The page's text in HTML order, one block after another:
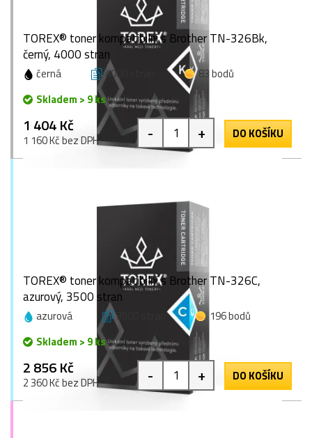
TOREX® toner kompatibilní s Brother TN-326Bk,
černý, 4000 stran
černá 4000 stran
83 bodů
Skladem > 9 ks
1 404 Kč
1 160 Kč bez DPH - + DO KOŠÍKU
TOREX® toner kompatibilní s Brother TN-326C,
azurový, 3500 stran
azurová 3500 stran
196 bodů
Skladem > 9 ks
2 856 Kč
2 360 Kč bez DPH - + DO KOŠÍKU